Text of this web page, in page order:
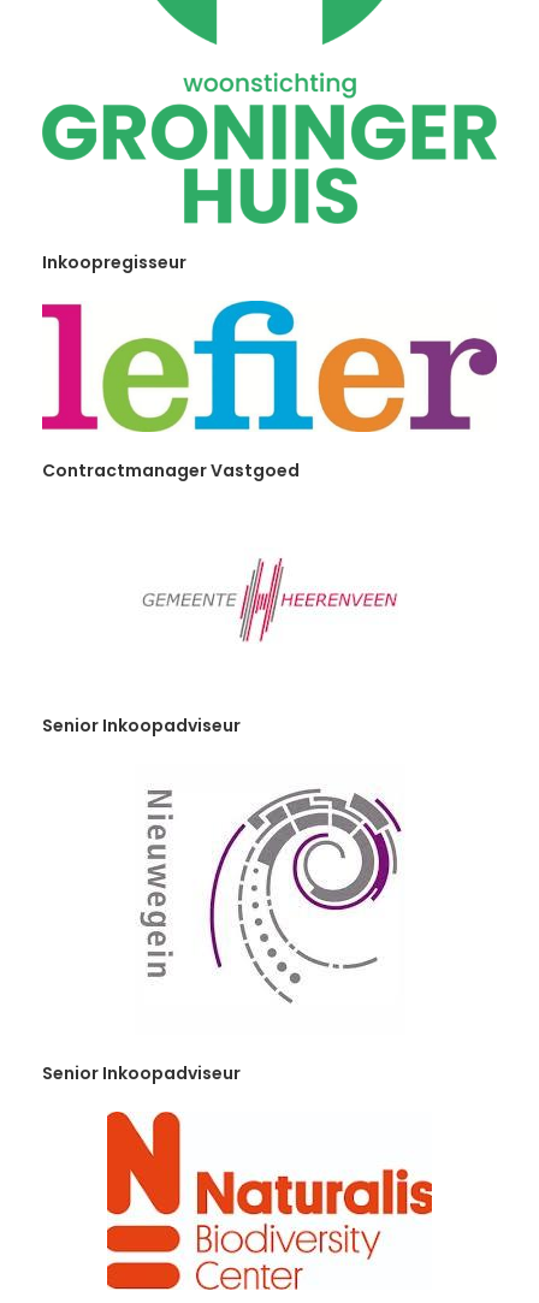
Inkoopregisseur
Contractmanager Vastgoed
Senior Inkoopadviseur
Senior Inkoopadviseur